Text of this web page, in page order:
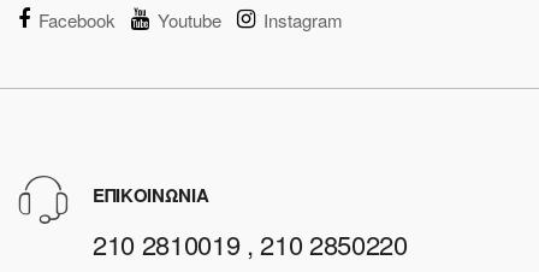
Facebook Youtube Instagram
ΕΠΙΚΟΙΝΩΝΙΑ
210 2810019 , 210 2850220